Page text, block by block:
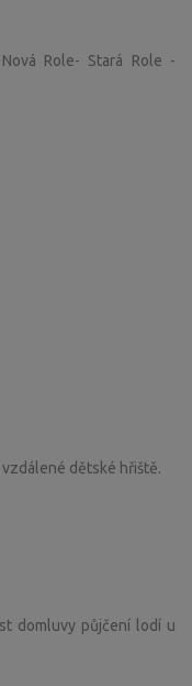
Role- Stará Role -
vzdálené dětské hřiště.
domluvy půjčení lodí u